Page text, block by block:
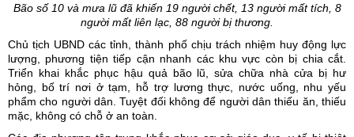
Bão số 10 và mưa lũ đã khiến 19 người chết, 13 người mất tích, 8
người mất liên lạc, 88 người bị thương.
Chủ tịch UBND các tỉnh, thành phố chịu trách nhiệm huy động lực
lượng, phương tiện tiếp cận nhanh các khu vực còn bị chia cắt.
Triển khai khắc phục hậu quả bão lũ, sửa chữa nhà cửa bị hư
hỏng, bố trí nơi ở tạm, hỗ trợ lương thực, nước uống, nhu yếu
phẩm cho người dân. Tuyệt đối không để người dân thiếu ăn, thiếu
mặc, không có chỗ ở an toàn.